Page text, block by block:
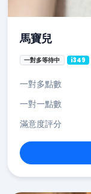
馬寶兒
一對多等待中 i349
一對多點數
一對一點數
滿意度評分